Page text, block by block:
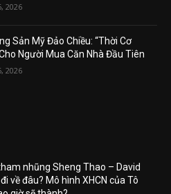
2026
Sản Mỹ Đảo Chiều: “Thời Cơ
Người Mua Căn Nhà Đầu Tiên
2026
nhũng Sheng Thao – David
về đâu? Mô hình XHCN của Tô